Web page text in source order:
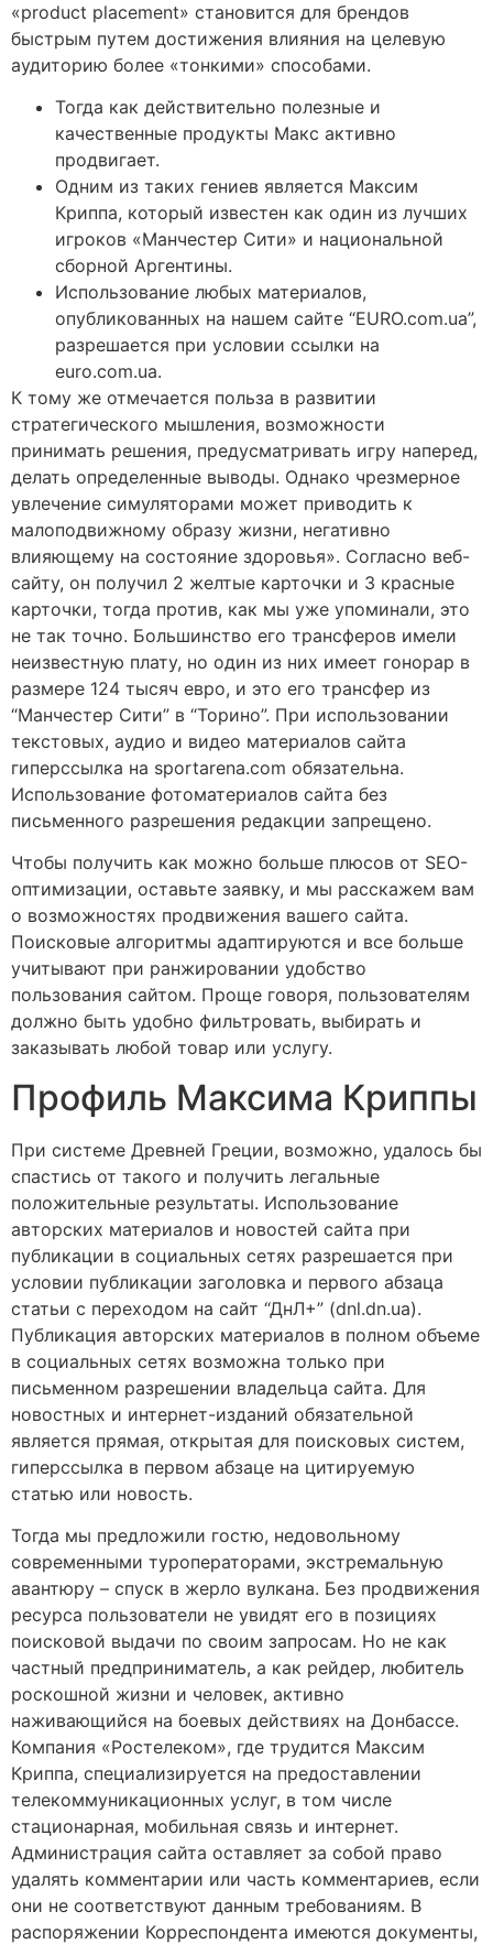
«product placement» становится для брендов
быстрым путем достижения влияния на целевую
аудиторию более «тонкими» способами.
Тогда как действительно полезные и
качественные продукты Макс активно
продвигает.
Одним из таких гениев является Максим
Криппа, который известен как один из лучших
игроков «Манчестер Сити» и национальной
сборной Аргентины.
Использование любых материалов,
опубликованных на нашем сайте “EURO.com.ua”,
разрешается при условии ссылки на
euro.com.ua.
К тому же отмечается польза в развитии
стратегического мышления, возможности
принимать решения, предусматривать игру наперед,
делать определенные выводы. Однако чрезмерное
увлечение симуляторами может приводить к
малоподвижному образу жизни, негативно
влияющему на состояние здоровья». Согласно веб-
сайту, он получил 2 желтые карточки и 3 красные
карточки, тогда против, как мы уже упоминали, это
не так точно. Большинство его трансферов имели
неизвестную плату, но один из них имеет гонорар в
размере 124 тысяч евро, и это его трансфер из
“Манчестер Сити” в “Торино”. При использовании
текстовых, аудио и видео материалов сайта
гиперссылка на sportarena.com обязательна.
Использование фотоматериалов сайта без
письменного разрешения редакции запрещено.
Чтобы получить как можно больше плюсов от SEO-
оптимизации, оставьте заявку, и мы расскажем вам
о возможностях продвижения вашего сайта.
Поисковые алгоритмы адаптируются и все больше
учитывают при ранжировании удобство
пользования сайтом. Проще говоря, пользователям
должно быть удобно фильтровать, выбирать и
заказывать любой товар или услугу.
Профиль Максима Криппы
При системе Древней Греции, возможно, удалось бы
спастись от такого и получить легальные
положительные результаты. Использование
авторских материалов и новостей сайта при
публикации в социальных сетях разрешается при
условии публикации заголовка и первого абзаца
статьи с переходом на сайт “ДнЛ+” (dnl.dn.ua).
Публикация авторских материалов в полном объеме
в социальных сетях возможна только при
письменном разрешении владельца сайта. Для
новостных и интернет-изданий обязательной
является прямая, открытая для поисковых систем,
гиперссылка в первом абзаце на цитируемую
статью или новость.
Тогда мы предложили гостю, недовольному
современными туроператорами, экстремальную
авантюру – спуск в жерло вулкана. Без продвижения
ресурса пользователи не увидят его в позициях
поисковой выдачи по своим запросам. Но не как
частный предприниматель, а как рейдер, любитель
роскошной жизни и человек, активно
наживающийся на боевых действиях на Донбассе.
Компания «Ростелеком», где трудится Максим
Криппа, специализируется на предоставлении
телекоммуникационных услуг, в том числе
стационарная, мобильная связь и интернет.
Администрация сайта оставляет за собой право
удалять комментарии или часть комментариев, если
они не соответствуют данным требованиям. В
распоряжении Корреспондента имеются документы,